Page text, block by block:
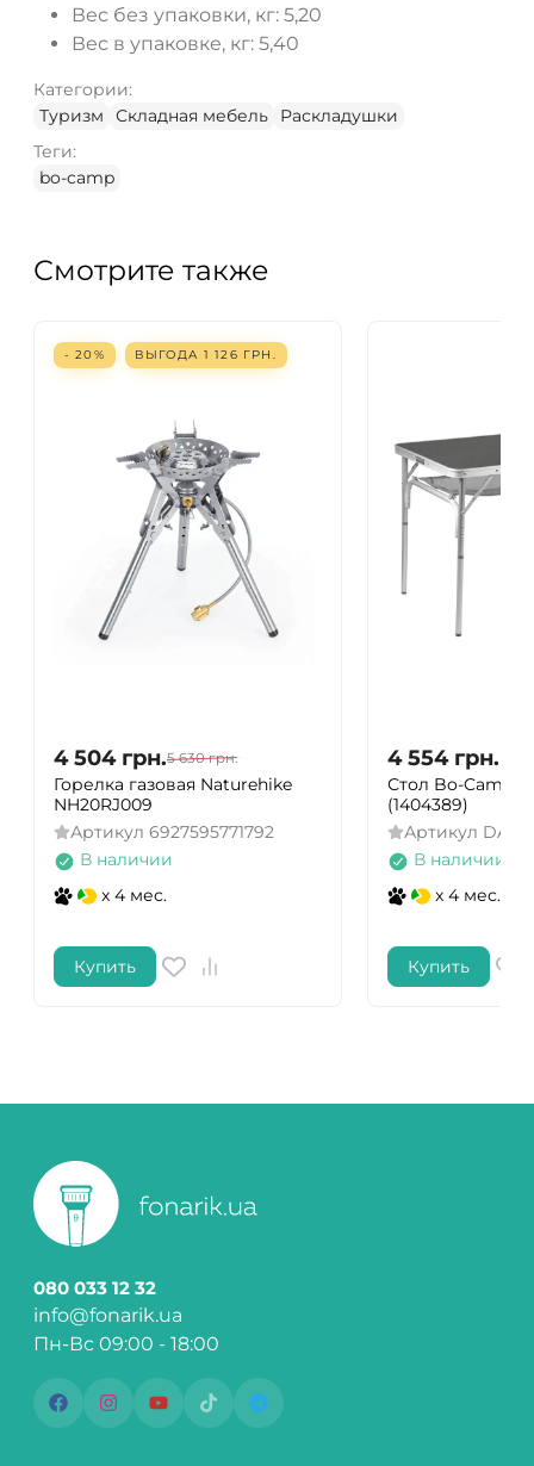
Вес без упаковки, кг: 5,20
Вес в упаковке, кг: 5,40
Категории:
Туризм
Складная мебель
Раскладушки
Теги:
bo-camp
Смотрите также
- 20% ВЫГОДА 1 126 ГРН.
4 504 грн.5 630 грн.
Горелка газовая Naturehike
NH20RJ009
Артикул 6927595771792
В наличии
x 4 мес.
Купить
4 554 грн.
Стол Bo-Camp
(1404389)
Артикул
В наличии
x 4 мес.
Купить
080 033 12 32
info@fonarik.ua
Пн-Вс 09:00 - 18:00